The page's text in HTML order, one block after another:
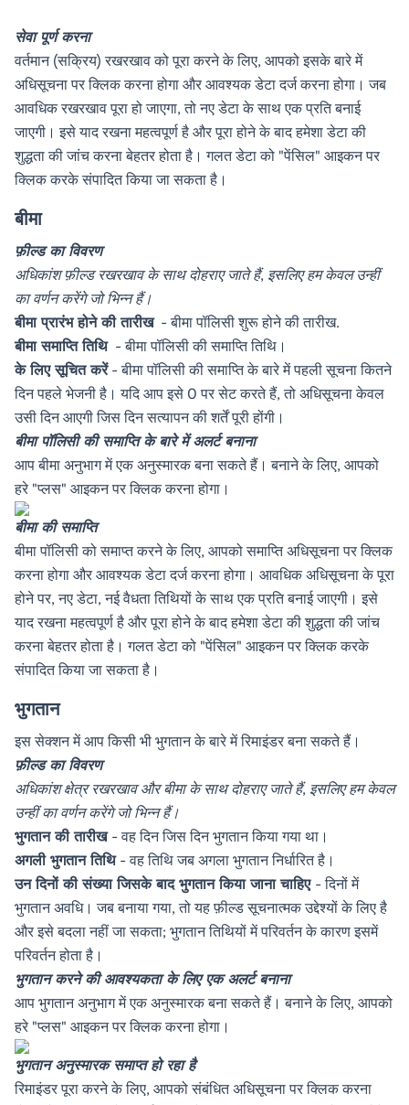
सेवा पूर्ण करना
वर्तमान (सक्रिय) रखरखाव को पूरा करने के लिए, आपको इसके बारे में
अधिसूचना पर क्लिक करना होगा और आवश्यक डेटा दर्ज करना होगा। जब
आवधिक रखरखाव पूरा हो जाएगा, तो नए डेटा के साथ एक प्रति बनाई
जाएगी। इसे याद रखना महत्वपूर्ण है और पूरा होने के बाद हमेशा डेटा की
शुद्धता की जांच करना बेहतर होता है। गलत डेटा को "पेंसिल" आइकन पर
क्लिक करके संपादित किया जा सकता है।
बीमा
फ़ील्ड का विवरण
अधिकांश फ़ील्ड रखरखाव के साथ दोहराए जाते हैं, इसलिए हम केवल उन्हीं
का वर्णन करेंगे जो भिन्न हैं।
बीमा प्रारंभ होने की तारीख- बीमा पॉलिसी शुरू होने की तारीख.
बीमा समाप्ति तिथि- बीमा पॉलिसी की समाप्ति तिथि।
के लिए सूचित करें- बीमा पॉलिसी की समाप्ति के बारे में पहली सूचना कितने
दिन पहले भेजनी है। यदि आप इसे 0 पर सेट करते हैं, तो अधिसूचना केवल
उसी दिन आएगी जिस दिन सत्यापन की शर्तें पूरी होंगी।
बीमा पॉलिसी की समाप्ति के बारे में अलर्ट बनाना
आप बीमा अनुभाग में एक अनुस्मारक बना सकते हैं। बनाने के लिए, आपको
हरे "प्लस" आइकन पर क्लिक करना होगा।
बीमा की समाप्ति
बीमा पॉलिसी को समाप्त करने के लिए, आपको समाप्ति अधिसूचना पर क्लिक
करना होगा और आवश्यक डेटा दर्ज करना होगा। आवधिक अधिसूचना के पूरा
होने पर, नए डेटा, नई वैधता तिथियों के साथ एक प्रति बनाई जाएगी। इसे
याद रखना महत्वपूर्ण है और पूरा होने के बाद हमेशा डेटा की शुद्धता की जांच
करना बेहतर होता है। गलत डेटा को "पेंसिल" आइकन पर क्लिक करके
संपादित किया जा सकता है।
भुगतान
इस सेक्शन में आप किसी भी भुगतान के बारे में रिमाइंडर बना सकते हैं।
फ़ील्ड का विवरण
अधिकांश क्षेत्र रखरखाव और बीमा के साथ दोहराए जाते हैं, इसलिए हम केवल
उन्हीं का वर्णन करेंगे जो भिन्न हैं।
भुगतान की तारीख - वह दिन जिस दिन भुगतान किया गया था।
अगली भुगतान तिथि- वह तिथि जब अगला भुगतान निर्धारित है।
उन दिनों की संख्या जिसके बाद भुगतान किया जाना चाहिए - दिनों में
भुगतान अवधि। जब बनाया गया, तो यह फ़ील्ड सूचनात्मक उद्देश्यों के लिए है
और इसे बदला नहीं जा सकता; भुगतान तिथियों में परिवर्तन के कारण इसमें
परिवर्तन होता है।
भुगतान करने की आवश्यकता के लिए एक अलर्ट बनाना
आप भुगतान अनुभाग में एक अनुस्मारक बना सकते हैं। बनाने के लिए, आपको
हरे "प्लस" आइकन पर क्लिक करना होगा।
भुगतान अनुस्मारक समाप्त हो रहा है
रिमाइंडर पूरा करने के लिए, आपको संबंधित अधिसूचना पर क्लिक करना